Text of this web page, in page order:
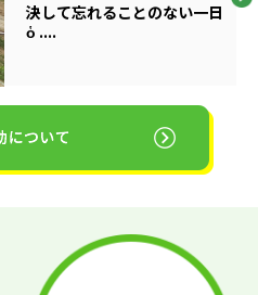
決して忘れることのない一日
ὁ ....